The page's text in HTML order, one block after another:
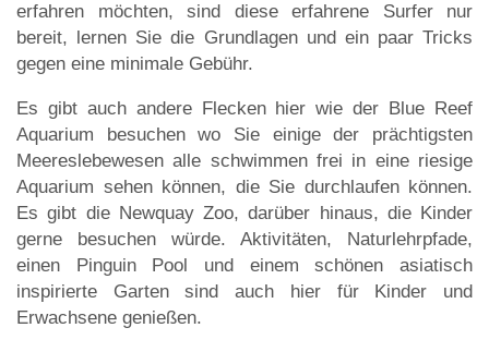
erfahren möchten, sind diese erfahrene Surfer nur
bereit, lernen Sie die Grundlagen und ein paar Tricks
gegen eine minimale Gebühr.
Es gibt auch andere Flecken hier wie der Blue Reef
Aquarium besuchen wo Sie einige der prächtigsten
Meereslebewesen alle schwimmen frei in eine riesige
Aquarium sehen können, die Sie durchlaufen können.
Es gibt die Newquay Zoo, darüber hinaus, die Kinder
gerne besuchen würde. Aktivitäten, Naturlehrpfade,
einen Pinguin Pool und einem schönen asiatisch
inspirierte Garten sind auch hier für Kinder und
Erwachsene genießen.